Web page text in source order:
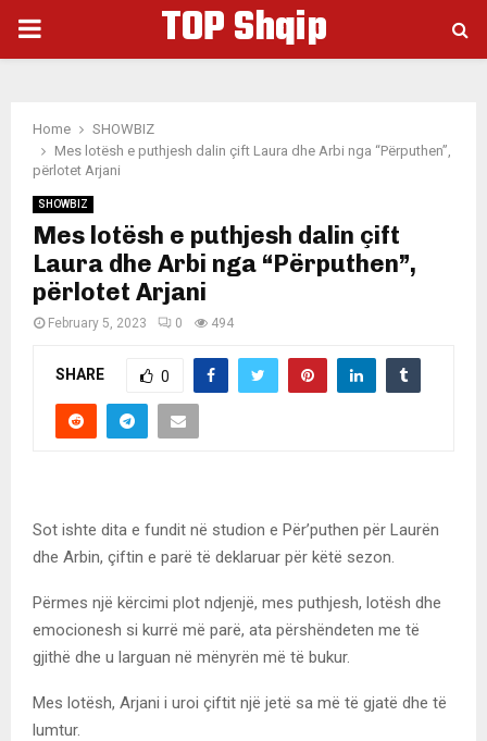
PRIMARY
TOP Shqip
Home
SHOWBIZ
Mes lotësh e puthjesh dalin çift Laura dhe Arbi nga “Përputhen”,
përlotet Arjani
SHOWBIZ
Mes lotësh e puthjesh dalin çift
Laura dhe Arbi nga “Përputhen”,
përlotet Arjani
February 5, 2023 0 494
SHARE 0
Sot ishte dita e fundit në studion e Për’puthen për Laurën
dhe Arbin, çiftin e parë të deklaruar për këtë sezon.
Përmes një kërcimi plot ndjenjë, mes puthjesh, lotësh dhe
emocionesh si kurrë më parë, ata përshëndeten me të
gjithë dhe u larguan në mënyrën më të bukur.
Mes lotësh, Arjani i uroi çiftit një jetë sa më të gjatë dhe të
lumtur.